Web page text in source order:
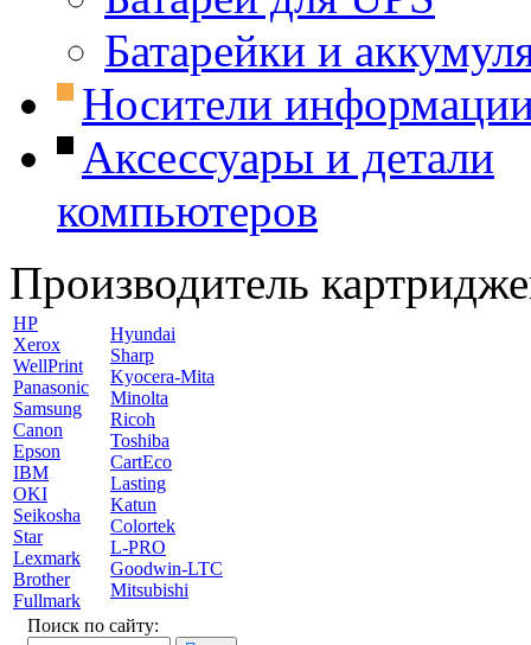
Батарейки и
Носители
Аксессуары и детали
компьютеров
Производитель
HP
Xerox
WellPrint
Panasonic
Samsung
Canon
Epson
IBM
OKI
Seikosha
Star
Lexmark
Brother
Fullmark
Hyundai
Sharp
Kyocera-Mita
Minolta
Ricoh
Toshiba
CartEco
Lasting
Katun
Colortek
L-PRO
Goodwin-LTC
Mitsubishi
Поиск по сайту: